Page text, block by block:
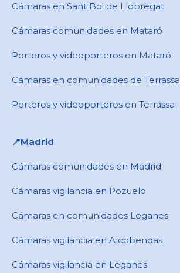
Cámaras en ​Sant Boi de Llobregat
Cámaras comunidades en Mataró
Porteros y videoporteros en Mataró
Cámaras en comunidades de Terrassa
Porteros y videoporteros en Terrassa
📍​Madrid
Cámaras comunidades en Madrid
Cámaras vigilancia en Pozuelo
Cámaras en comunidades Leganes
Cámaras vigilancia en Alcobendas
Cámaras vigilancia en Leganes